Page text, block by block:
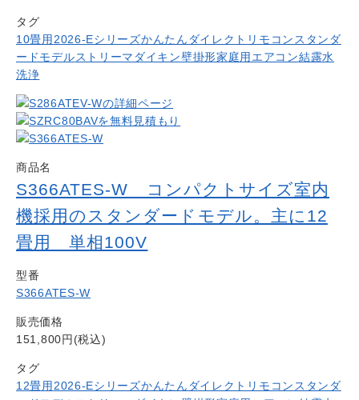
タグ
10畳用 2026-Eシリーズかんたんダイレクトリモコン スタンダ
ードモデルストリーマ ダイキン壁掛形家庭用エアコン結露水
洗浄
商品名
S366ATES-W コンパクトサイズ室内
機採用のスタンダードモデル。主に12
畳用 単相100V
型番
S366ATES-W
販売価格
151,800円(税込)
タグ
12畳用 2026-Eシリーズかんたんダイレクトリモコン スタンダ